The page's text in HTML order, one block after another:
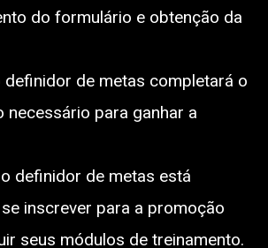
do formulário e obtenção da
definidor de metas completará o
necessário para ganhar a
definidor de metas está
inscrever para a promoção
seus módulos de treinamento.